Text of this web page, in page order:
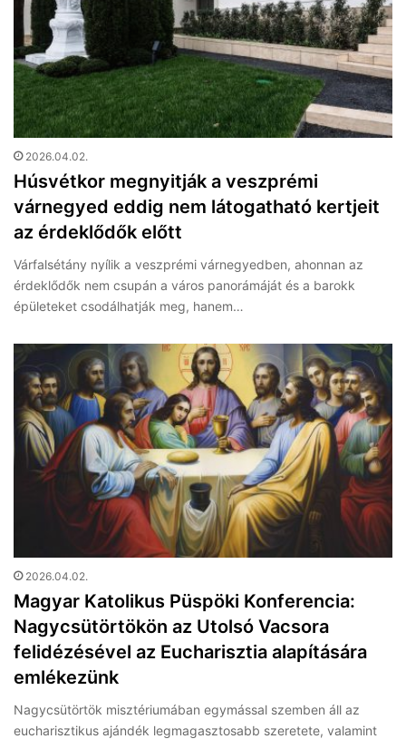
2026.04.02.
Húsvétkor megnyitják a veszprémi
várnegyed eddig nem látogatható kertjeit
az érdeklődők előtt
Várfalsétány nyílik a veszprémi várnegyedben, ahonnan az
érdeklődők nem csupán a város panorámáját és a barokk
épületeket csodálhatják meg, hanem…
2026.04.02.
Magyar Katolikus Püspöki Konferencia:
Nagycsütörtökön az Utolsó Vacsora
felidézésével az Eucharisztia alapítására
emlékezünk
Nagycsütörtök misztériumában egymással szemben áll az
eucharisztikus ajándék legmagasztosabb szeretete, valamint